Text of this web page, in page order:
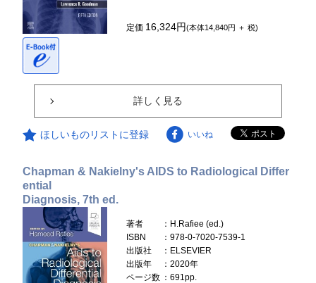
定価 16,324円(本体14,840円 ＋ 税)
詳しく見る
ほしいものリストに登録 いいね
Chapman & Nakielny's AIDS to Radiological Differ
ential
Diagnosis, 7th ed.
著者
：H.Rafiee (ed.)
ISBN
：978-0-7020-7539-1
出版社
：ELSEVIER
出版年
：2020年
ページ数 ：691pp.